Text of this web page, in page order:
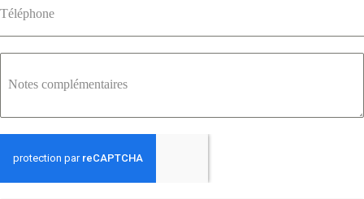
Téléphone
Notes complémentaires